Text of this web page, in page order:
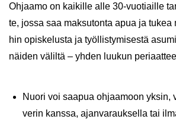
Oh­jaa­mo on kai­kil­le alle 30-​vuotiaille
te, jossa saa mak­su­ton­ta apua ja
hin opis­ke­lus­ta ja työl­lis­ty­mi­ses­tä
näi­den vä­lil­tä – yhden luu­kun
Nuori voi saa­pua oh­jaa­moon yksin,
ve­rin kans­sa, ajan­va­rauk­sel­la tai